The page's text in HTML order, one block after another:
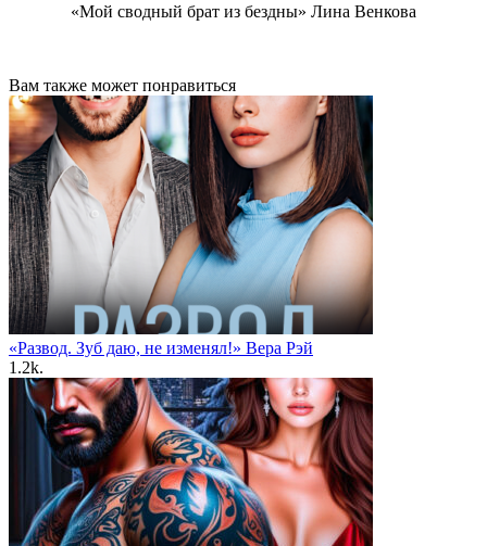
«Мой сводный брат из бездны» Лина Венкова
Вам также может понравиться
«Развод. Зуб даю, не изменял!» Вера Рэй
1.2k.